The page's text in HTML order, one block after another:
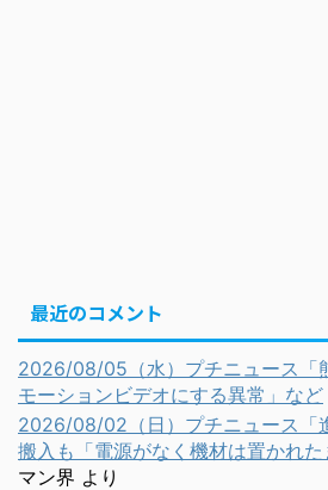
最近のコメント
2026/08/05（水）プチニュース「
モーションビデオにする異常」など
2026/08/02（日）プチニュース「
搬入も「電源がなく機材は置かれ
マン界 より